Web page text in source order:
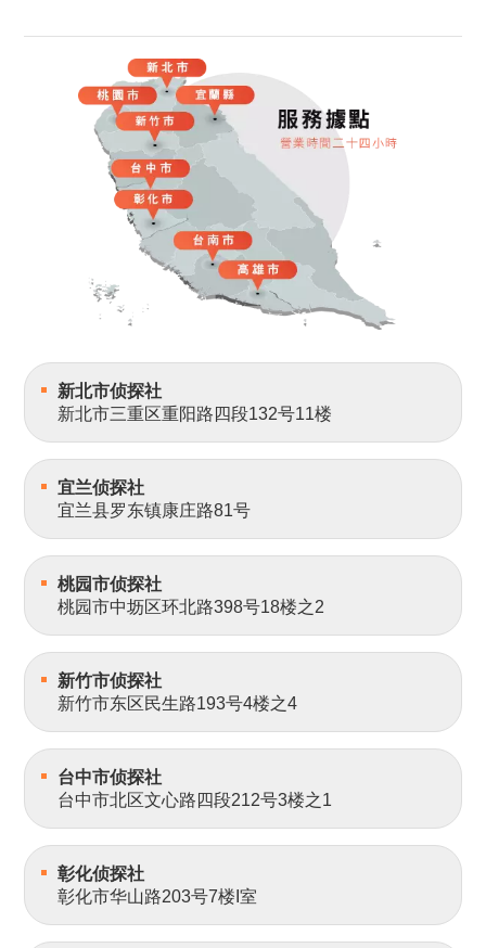
新北市侦探社
新北市三重区重阳路四段132号11楼
宜兰侦探社
宜兰县罗东镇康庄路81号
桃园市侦探社
桃园市中坜区环北路398号18楼之2
新竹市侦探社
新竹市东区民生路193号4楼之4
台中市侦探社
台中市北区文心路四段212号3楼之1
彰化侦探社
彰化市华山路203号7楼I室